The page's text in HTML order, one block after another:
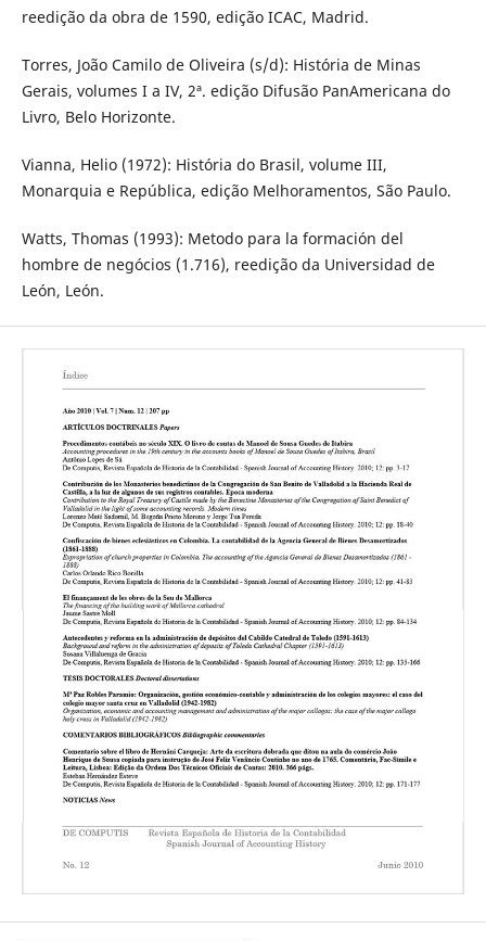
reedição da obra de 1590, edição ICAC, Madrid.
Torres, João Camilo de Oliveira (s/d): História de Minas
Gerais, volumes I a IV, 2ª. edição Difusão PanAmericana do
Livro, Belo Horizonte.
Vianna, Helio (1972): História do Brasil, volume III,
Monarquia e República, edição Melhoramentos, São Paulo.
Watts, Thomas (1993): Metodo para la formación del
hombre de negócios (1.716), reedição da Universidad de
León, León.